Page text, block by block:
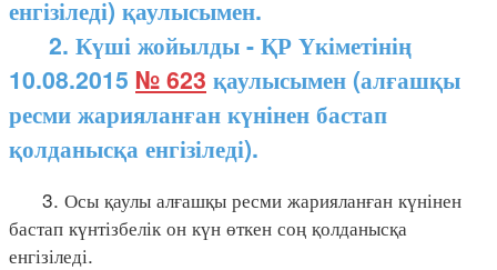
енгізіледі) қаулысымен.
2. Күші жойылды - ҚР Үкіметінің
10.08.2015 № 623 қаулысымен (алғашқы
ресми жарияланған күнінен бастап
қолданысқа енгізіледі).
3. Осы қаулы алғашқы ресми жарияланған күнінен
бастап күнтізбелік он күн өткен соң қолданысқа
енгізіледі.